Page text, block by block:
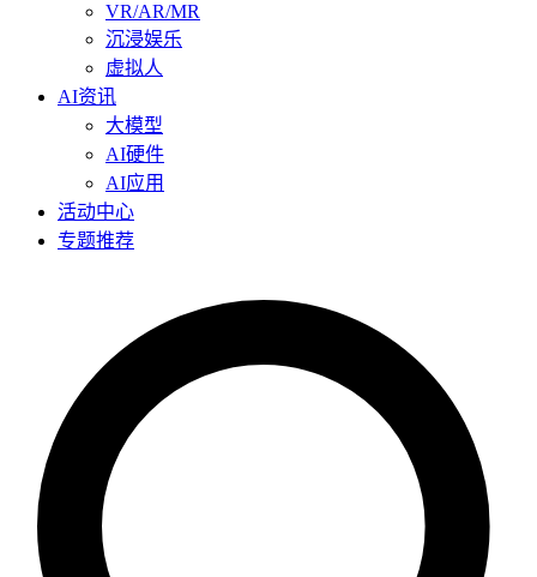
VR/AR/MR
沉浸娱乐
虚拟人
AI资讯
大模型
AI硬件
AI应用
活动中心
专题推荐